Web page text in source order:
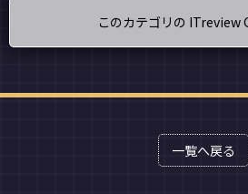
このカテゴリの ITreview
一覧へ戻る